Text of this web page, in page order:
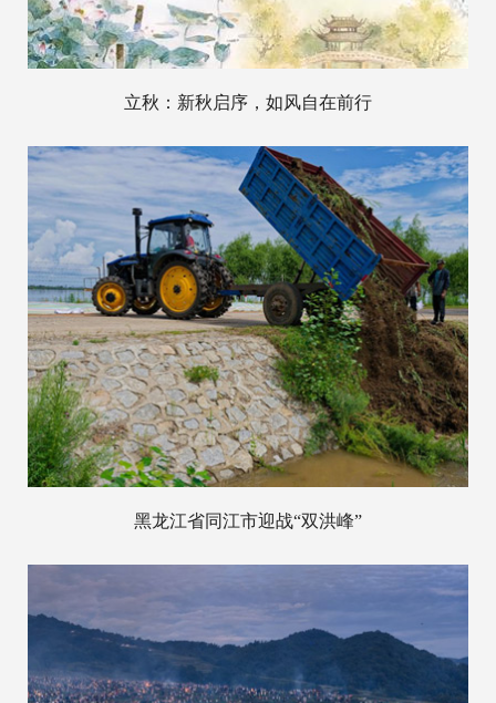
立秋：新秋启序，如风自在前行
黑龙江省同江市迎战“双洪峰”